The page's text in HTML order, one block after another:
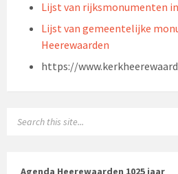
Lijst van rijksmonumenten
Lijst van gemeentelijke
Heerewaarden
https://
Agenda Heerewaarden 1025 jaar